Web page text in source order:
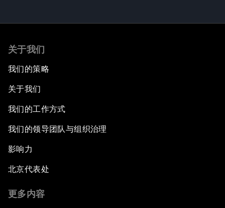
关于我们
我们的策略
关于我们
我们的工作方式
我们的领导团队与组织治理
影响力
北京代表处
更多内容